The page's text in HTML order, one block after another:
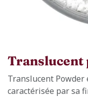
Translucent
Translucent Powder
caractérisée par sa